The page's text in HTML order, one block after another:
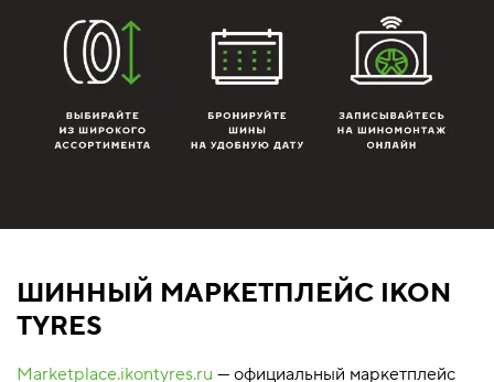
ШИННЫЙ МАРКЕТПЛЕЙС IKON
TYRES
Marketplace.ikontyres.ru — официальный маркетплейс